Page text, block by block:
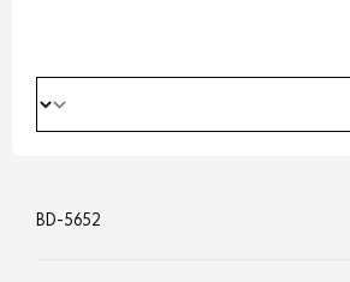
BD-5652